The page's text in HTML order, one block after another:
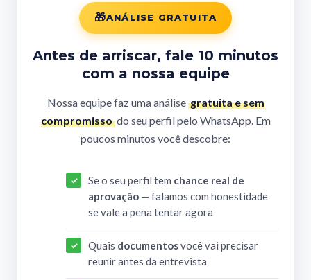
ANÁLISE GRATUITA
Antes de arriscar, fale 10 minutos
com a nossa equipe
Nossa equipe faz uma análise gratuita e sem
compromissodo seu perfil pelo WhatsApp. Em
poucos minutos você descobre:
Se o seu perfil tem chance real de
aprovação — falamos com honestidade
se vale a pena tentar agora
Quais documentosvocê vai precisar
reunir antes da entrevista